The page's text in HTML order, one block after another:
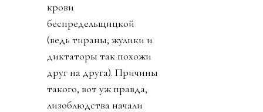
крови
беспредельщицкой
(ведь тираны, жулики и
диктаторы так похожи
друг на друга). Причины
такого, вот уж правда,
лизоблюдства начали